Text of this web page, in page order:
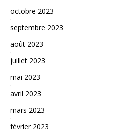
octobre 2023
septembre 2023
août 2023
juillet 2023
mai 2023
avril 2023
mars 2023
février 2023